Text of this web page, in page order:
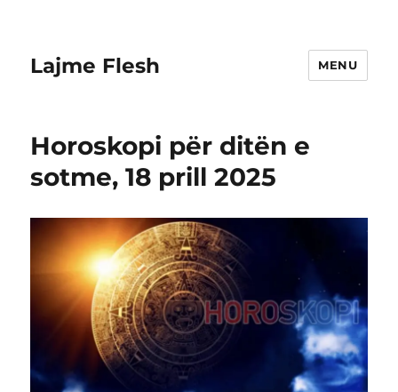
Lajme Flesh MENU
Horoskopi për ditën e
sotme, 18 prill 2025